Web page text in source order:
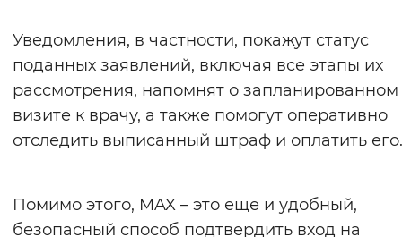
Звуковой ассистент
Воспроизвести Остановить
Уведомления, в частности, покажут статус
поданных заявлений, включая все этапы их
рассмотрения, напомнят о запланированном
визите к врачу, а также помогут оперативно
отследить выписанный штраф и оплатить его.
Помимо этого, MAX – это еще и удобный,
безопасный способ подтвердить вход на